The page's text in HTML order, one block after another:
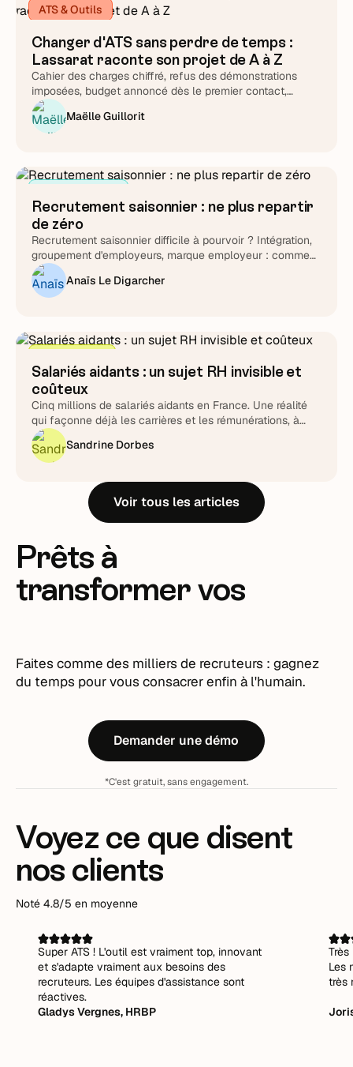
ATS & Outils
Changer d'ATS sans perdre de temps :
Lassarat raconte son projet de A à Z
Cahier des charges chiffré, refus des démonstrations
imposées, budget annoncé dès le premier contact,
support testé chronomètre en main : Lucie Treussart
détaille chaque arbitrage. Une méthode reproductible,
quel que soit l'éditeur que vous choisirez au final.
Maëlle Guillorit
Recrutement saisonnier : ne plus repartir
de zéro
Recrutement saisonnier difficile à pourvoir ? Intégration,
groupement d'employeurs, marque employeur : comment
transformer le cycle en fidélisation durable.
Anaïs Le Digarcher
Salariés aidants : un sujet RH invisible et
coûteux
Cinq millions de salariés aidants en France. Une réalité
qui façonne déjà les carrières et les rémunérations, à
piloter plutôt qu'à subir.
Sandrine Dorbes
Voir tous les articles
Prêts à
transformer vos
Faites comme des milliers de recruteurs : gagnez
du temps pour vous consacrer enfin à l'humain.
Demander une démo
*C'est gratuit, sans engagement.
Voyez ce que disent
nos clients
Noté 4.8/5 en moyenne
Super ATS ! L'outil est vraiment top, innovant
et s'adapte vraiment aux besoins des
recruteurs. Les équipes d'assistance sont
réactives.
Gladys Vergnes, HRBP
Les
très